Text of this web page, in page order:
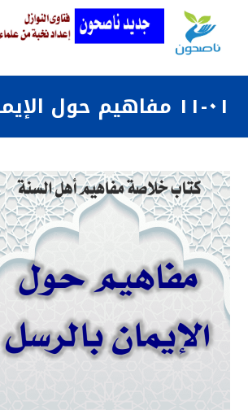
٠١-١١ مفاهيم حول الإيمان بالرسل